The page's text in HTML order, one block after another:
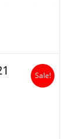
Sale!